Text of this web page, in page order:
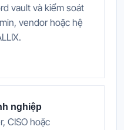
vault và kiểm soát
vendor hoặc hệ
nghiệp
CISO hoặc